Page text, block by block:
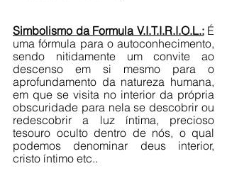
Simbolismo da Formula V.I.T.I.R.I.O.L.: É
uma fórmula para o autoconhecimento,
sendo nitidamente um convite ao
descenso em si mesmo para o
aprofundamento da natureza humana,
em que se visita no interior da própria
obscuridade para nela se descobrir ou
redescobrir a luz íntima, precioso
tesouro oculto dentro de nós, o qual
podemos denominar deus interior,
cristo íntimo etc..